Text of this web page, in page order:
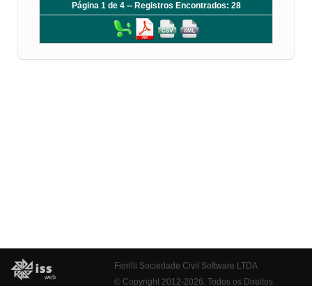
Página 1 de 4 -- Registros Encontrados: 28
Fiorilli Sociedade Civil Software LTDA
© Copyright 2012-2026. Todos os Direitos